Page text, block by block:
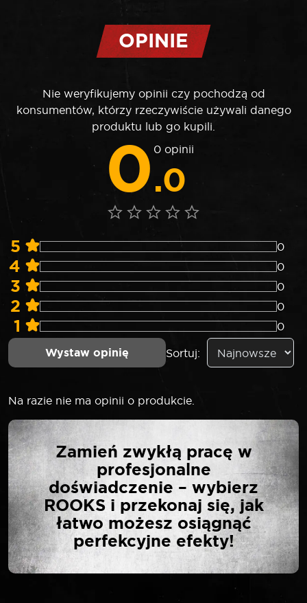
OPINIE
Nie weryfikujemy opinii czy pochodzą od
konsumentów, którzy rzeczywiście używali danego
produktu lub go kupili.
0.0
0 opinii
5 0
4 0
3 0
2 0
1 0
Wystaw opinię Sortuj:
Na razie nie ma opinii o produkcie.
NAPISZ PIERWSZĄ
OPINIĘ O „ROOKS
ADAPTER DO
WTRYSKIWACZA DENSO
STRONG TOYOTA FORD”
Twój adres email nie zostanie opublikowany.
Zamień zwykłą pracę w
profesjonalne
doświadczenie – wybierz
ROOKS i przekonaj się, jak
łatwo możesz osiągnąć
perfekcyjne efekty!